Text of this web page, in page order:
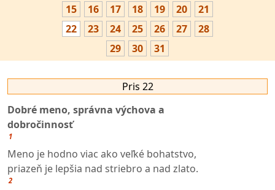
15
16 17 18 19 20
21
22
23 24 25 26 27
28
29
30 31
Pris 22
Dobré meno, správna výchova a
dobročinnosť
1
Meno je hodno viac ako veľké bohatstvo,
priazeň je lepšia nad striebro a nad zlato.
2